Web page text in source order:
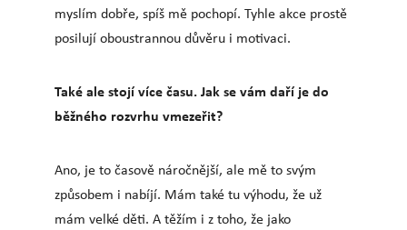
myslím dobře, spíš mě pochopí. Tyhle akce prostě
posilují oboustrannou důvěru i motivaci.
Také ale stojí více času. Jak se vám daří je do
běžného rozvrhu vmezeřit?
Ano, je to časově náročnější, ale mě to svým
způsobem i nabíjí. Mám také tu výhodu, že už
mám velké děti. A těžím i z toho, že jako